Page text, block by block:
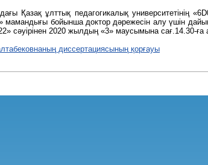
Қазақ ұлттық педагогикалық университетінің
мамандығы бойынша доктор дәрежесін алу үшін
сәуірінен 2020 жылдың «3» маусымына сағ.14.30-ға
диссертациясының қорғауы